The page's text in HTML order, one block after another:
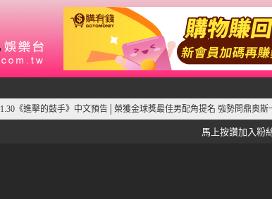
1.30《進擊的鼓手》中文預告│榮獲金球獎最佳男配角提名 強勢問鼎奧斯
馬上按讚加入粉